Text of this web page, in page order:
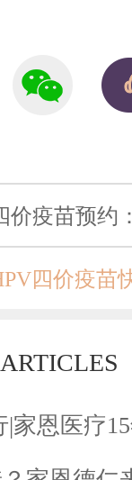
价疫苗预
四价疫苗
家恩医疗